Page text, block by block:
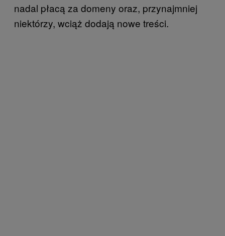
nadal płacą za domeny oraz, przynajmniej
niektórzy, wciąż dodają nowe treści.